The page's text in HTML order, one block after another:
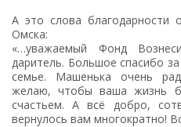
А это слова
Омска:
«…уважаемый Фонд
даритель. Большое спасибо
семье. Машенька очень
желаю, чтобы ваша жизнь
счастьем. А всё добро,
вернулось вам многократно!